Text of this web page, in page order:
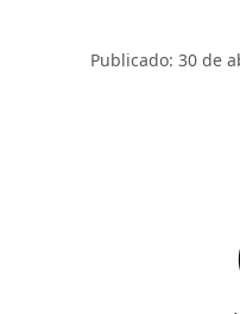
Publicado: 30 de